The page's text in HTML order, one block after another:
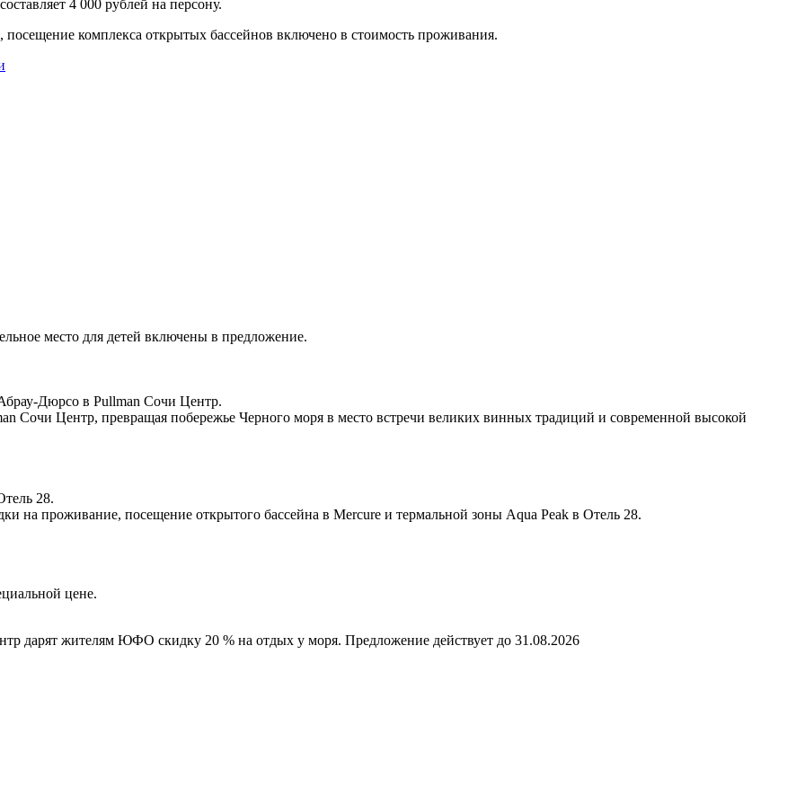
4 000 рублей на персону.
комплекса открытых бассейнов включено в стоимость проживания.
место для детей включены в предложение.
Дюрсо в Pullman Сочи Центр.
Сочи Центр, превращая побережье Черного моря в место встречи великих винных традиций и современной высокой
28.
на проживание, посещение открытого бассейна в Mercure и термальной зоны Aqua Peak в Отель 28.
цене.
дарят жителям ЮФО скидку 20 % на отдых у моря. Предложение действует до 31.08.2026